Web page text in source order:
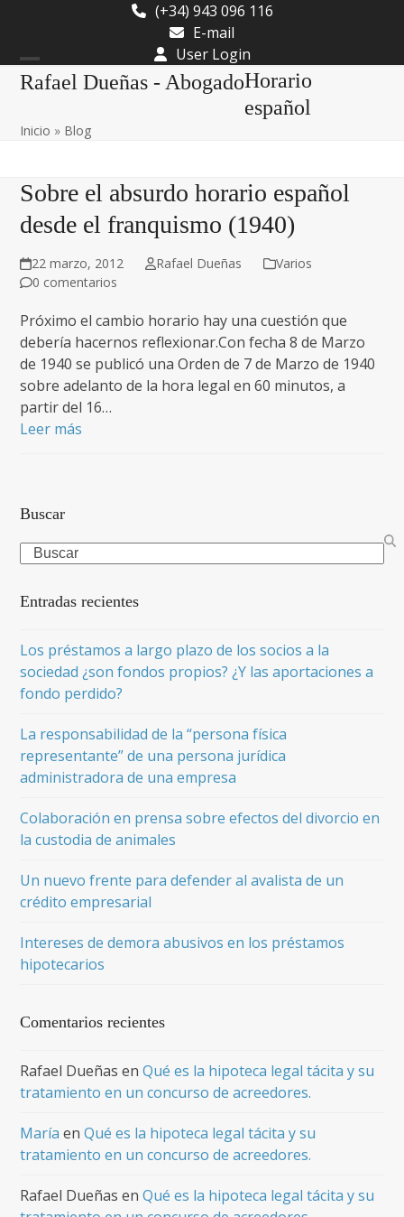
content
(+34) 943 096 116
E-mail
User Login
Rafael Dueñas - Abogado
Open
menu
Close
menu
Horario
español
Inicio » Blog
Sobre el absurdo horario español
desde el franquismo (1940)
22 marzo, 2012 Rafael Dueñas
Varios
0 comentarios
Próximo el cambio horario hay una cuestión que
debería hacernos reflexionar.Con fecha 8 de Marzo
de 1940 se publicó una Orden de 7 de Marzo de 1940
sobre adelanto de la hora legal en 60 minutos, a
partir del 16…
Leer más
Buscar
Search
Entradas recientes
Los préstamos a largo plazo de los socios a la
sociedad ¿son fondos propios? ¿Y las aportaciones a
fondo perdido?
La responsabilidad de la “persona física
representante” de una persona jurídica
administradora de una empresa
Colaboración en prensa sobre efectos del divorcio en
la custodia de animales
Un nuevo frente para defender al avalista de un
crédito empresarial
Intereses de demora abusivos en los préstamos
hipotecarios
Comentarios recientes
Rafael Dueñas enQué es la hipoteca legal tácita y su
tratamiento en un concurso de acreedores.
María enQué es la hipoteca legal tácita y su
tratamiento en un concurso de acreedores.
Rafael Dueñas enQué es la hipoteca legal tácita y su